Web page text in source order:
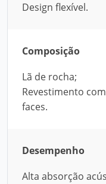
Design flexível.
Composição
Lã de rocha;
Revestimento
faces.
Desempenho
Alta absorção